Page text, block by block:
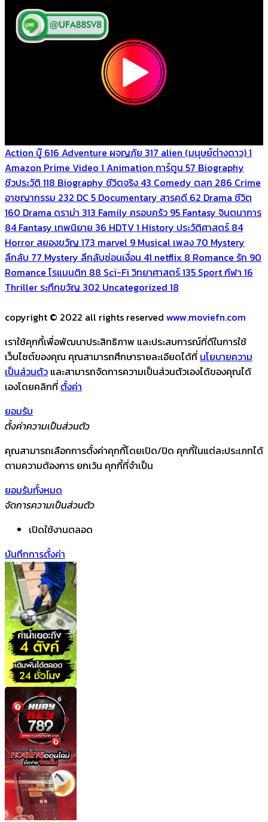
Action บู๊ 616 Adventure ผจญภัย 317 alien (มนุษย์ต่างดาว)1
Amazon Prime Video 1 Animation การ์ตูน 57 Biography
ชีวประวัติ 118 Biography ชีวิตจริง 43 Comedy ตลก 286 Crime
อาชญากรรม 232 DC 5 Documentary สารคดี 62 Drama ชีวิต
160 Drama ดราม่า 313 Family ครอบครัว 95 Fantasy จินตนาการ
84 Fantasy เทพนิยาย 36 HDTV1 History ประวัติศาสตร์ 84
Horror สยองขวัญ 173 marvel 9 Musical เพลง 70 Mystery
ลึกลับ 77 Mystery ลึกลับซ่อนเงื่อน 41 netflix 8 Romance รัก 90
Romance โรแมนติก 88 Sci-Fi วิทยาศาสตร์135 Sport กีฬา 16
Thriller ระทึกขวัญ 302 Uncategorized 18
copyright © 2022 all rights reserved www.moviefn.com
เราใช้คุกกี้เพื่อพัฒนาประสิทธิภาพ และประสบการณ์ที่ดีในการใช้
เว็บไซต์ของคุณ คุณสามารถศึกษารายละเอียดได้ที่ นโยบายความ
เป็นส่วนตัว และสามารถจัดการความเป็นส่วนตัวเองได้ของคุณได้
เองโดยคลิกที่ ตั้งค่า
ยอมรับ
ตั้งค่าความเป็นส่วนตัว
คุณสามารถเลือกการตั้งค่าคุกกี้โดยเปิด/ปิด คุกกี้ในแต่ละประเภทได้
ตามความต้องการ ยกเว้น คุกกี้ที่จำเป็น
ยอมรับทั้งหมด
จัดการความเป็นส่วนตัว
เปิดใช้งานตลอด
บันทึกการตั้งค่า